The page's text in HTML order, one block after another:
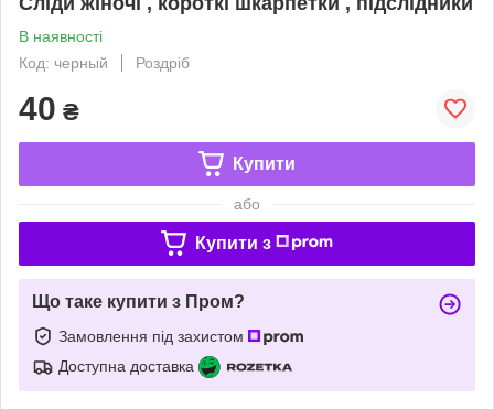
В наявності
Код: черный
Роздріб
40 ₴
Купити
або
Купити з
Що таке купити з Пром?
Замовлення під захистом
Доступна доставка